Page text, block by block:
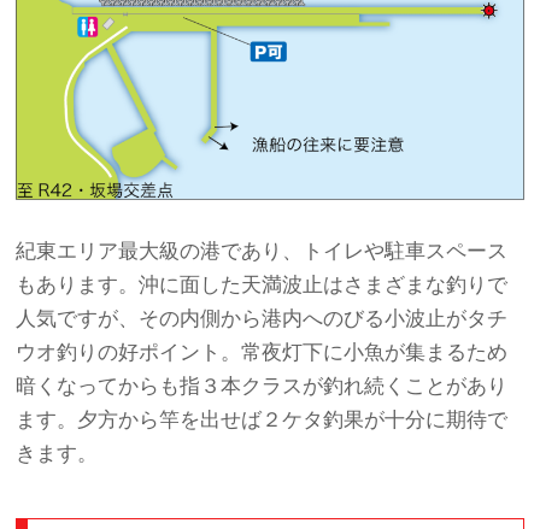
紀東エリア最大級の港であり、トイレや駐車スペース
もあります。沖に面した天満波止はさまざまな釣りで
人気ですが、その内側から港内へのびる小波止がタチ
ウオ釣りの好ポイント。常夜灯下に小魚が集まるため
暗くなってからも指３本クラスが釣れ続くことがあり
ます。夕方から竿を出せば２ケタ釣果が十分に期待で
きます。